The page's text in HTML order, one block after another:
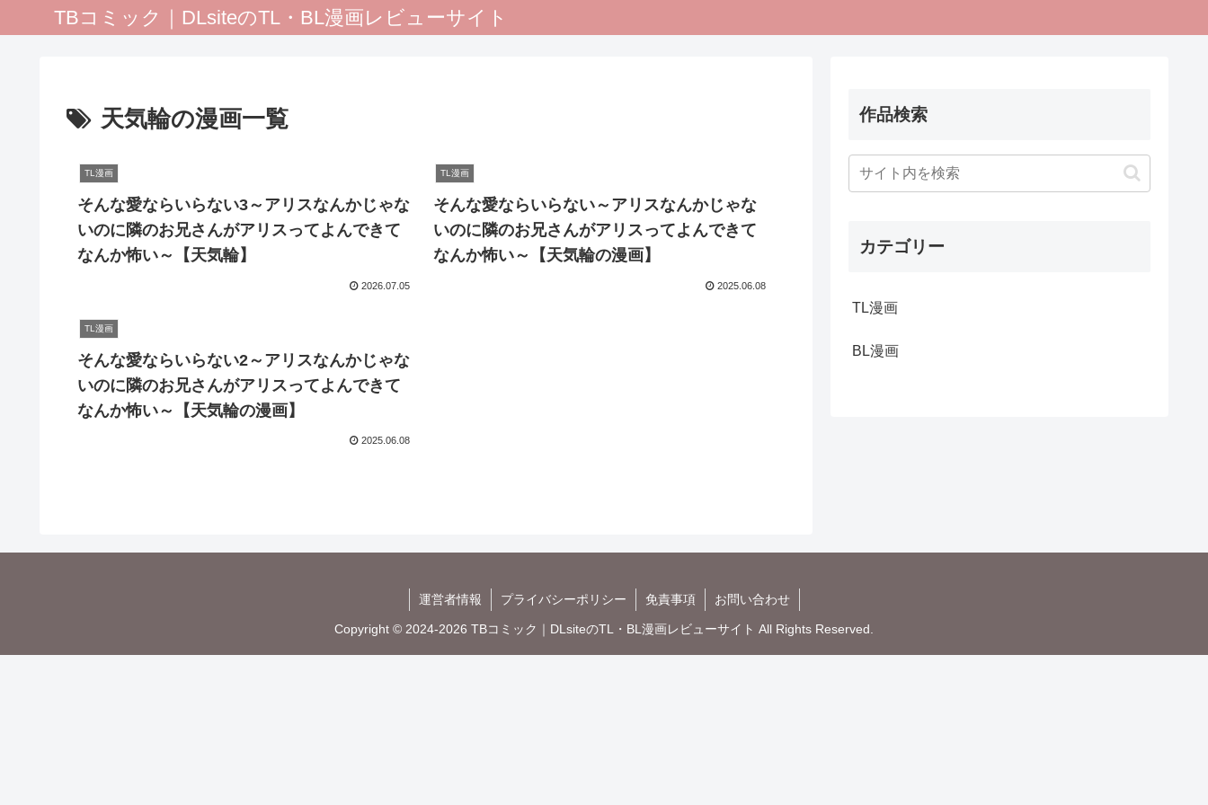
TBコミック｜DLsiteのTL・BL漫画レビューサイト
天気輪の漫画一覧
TL漫画
そんな愛ならいらない3～アリスなんかじゃな
いのに隣のお兄さんがアリスってよんできて
なんか怖い～【天気輪】
2026.07.05
TL漫画
そんな愛ならいらない～アリスなんかじゃな
いのに隣のお兄さんがアリスってよんできて
なんか怖い～【天気輪の漫画】
2025.06.08
TL漫画
そんな愛ならいらない2～アリスなんかじゃな
いのに隣のお兄さんがアリスってよんできて
なんか怖い～【天気輪の漫画】
2025.06.08
作品検索
カテゴリー
TL漫画
BL漫画
運営者情報 プライバシーポリシー 免責事項 お問い合わせ
Copyright © 2024-2026 TBコミック｜DLsiteのTL・BL漫画レビューサイト All Rights Reserved.